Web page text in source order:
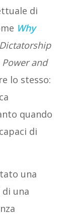
di
Why
Power and
lo stesso:
quando
di
una
una